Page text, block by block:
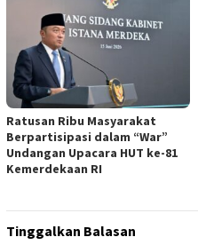
Ratusan Ribu Masyarakat
Berpartisipasi dalam “War”
Undangan Upacara HUT ke-81
Kemerdekaan RI
Tinggalkan Balasan